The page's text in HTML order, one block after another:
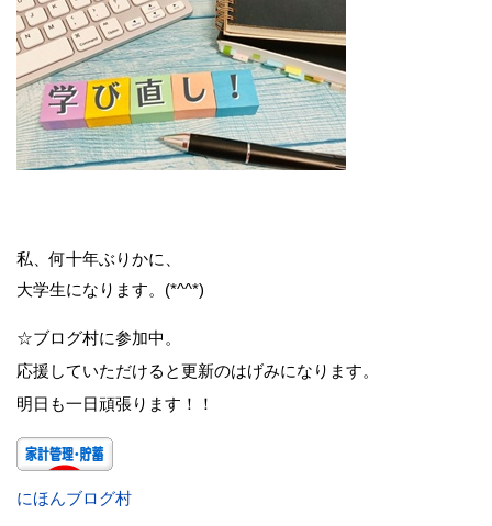
私、何十年ぶりかに、
大学生になります。(*^^*)
☆ブログ村に参加中。
応援していただけると更新のはげみになります。
明日も一日頑張ります！！
にほんブログ村